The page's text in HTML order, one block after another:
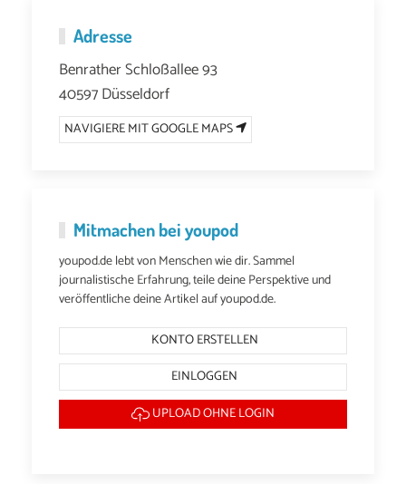
Adresse
Benrather Schloßallee 93
40597 Düsseldorf
NAVIGIERE MIT GOOGLE MAPS
Mitmachen bei youpod
youpod.de lebt von Menschen wie dir. Sammel
journalistische Erfahrung, teile deine Perspektive und
veröffentliche deine Artikel auf youpod.de.
KONTO ERSTELLEN
EINLOGGEN
UPLOAD OHNE LOGIN